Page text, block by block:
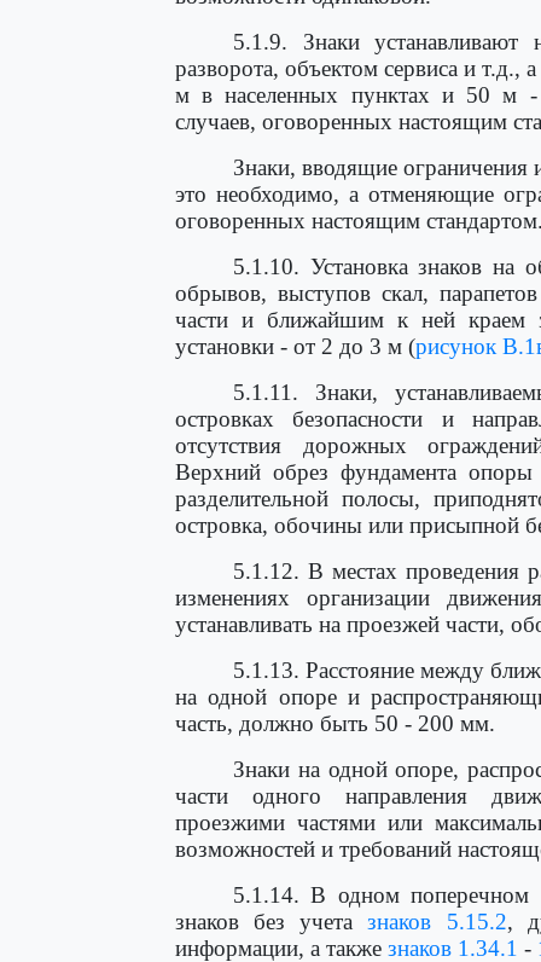
5.1.9. Знаки устанавливают
разворота, объектом сервиса и т.д.,
м в населенных пунктах и 50 м -
случаев, оговоренных настоящим
Знаки, вводящие ограничения
это необходимо, а отменяющие
оговоренных настоящим
5.1.10. Установка знаков на
обрывов, выступов скал,
части и ближайшим к ней
установки - от 2 до 3 м (рисунок
5.1.11. Знаки,
островках безопасности и
отсутствия дорожных
Верхний обрез фундамента
разделительной полосы,
островка, обочины или присыпной
5.1.12. В местах проведения
изменениях организации
устанавливать на проезжей части,
5.1.13. Расстояние между
на одной опоре и
часть, должно быть 50 - 200 мм.
Знаки на одной опоре,
части одного направления
проезжими частями или
возможностей и требований
5.1.14. В одном поперечном
знаков без учета знаков 5.15.2,
информации, а также знаков 1.34.1 -